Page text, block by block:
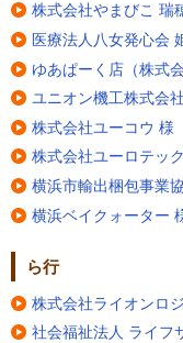
株式会社やまびこ 瑞
医療法人八女発心会
ゆあぱーく店（株式
ユニオン機工株式会
株式会社ユーコウ 様
株式会社ユーロテッ
横浜市輸出梱包事業
横浜ベイクォーター
ら行
株式会社ライオンロ
社会福祉法人 ライフ